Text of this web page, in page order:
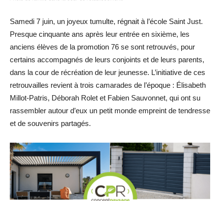
Samedi 7 juin, un joyeux tumulte, régnait à l’école Saint Just.
Presque cinquante ans après leur entrée en sixième, les
anciens élèves de la promotion 76 se sont retrouvés, pour
certains accompagnés de leurs conjoints et de leurs parents,
dans la cour de récréation de leur jeunesse. L’initiative de ces
retrouvailles revient à trois camarades de l’époque : Élisabeth
Millot-Patris, Déborah Rolet et Fabien Sauvonnet, qui ont su
rassembler autour d’eux un petit monde empreint de tendresse
et de souvenirs partagés.